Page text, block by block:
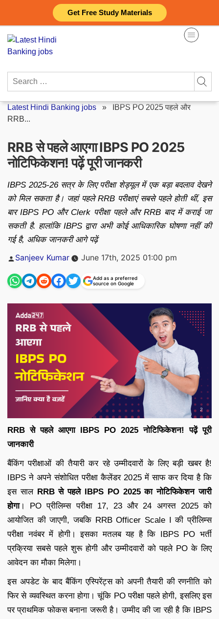
Get Free Study Materials
content
Search
Latest Hindi Banking jobs »
IBPS PO 2025 पहले और
RRB...
RRB से पहले आएगा IBPS PO 2025
नोटिफिकेशन! पढ़ें पूरी जानकरी
IBPS 2025-26 सत्र के लिए परीक्षा शेड्यूल में एक बड़ा बदलाव देखने
को मिल सकता है। जहां पहले RRB परीक्षाएं सबसे पहले होती थीं, इस
बार IBPS PO और Clerk परीक्षा पहले और RRB बाद में कराई जा
सकती है. हालांकि IBPS द्वारा अभी कोई आधिकारिक घोषणा नहीं की
गई है, अधिक जानकरी आगे पढ़ें
Posted
Sanjeev Kumar June 17th, 2025 01:00 pm
Add as a preferred
source on Google
RRB से पहले आएगा IBPS PO 2025 नोटिफिकेशन! पढ़ें पूरी
जानकारी
बैंकिंग परीक्षाओं की तैयारी कर रहे उम्मीदवारों के लिए बड़ी खबर है!
IBPS ने अपने संशोधित परीक्षा कैलेंडर 2025 में साफ कर दिया है कि
इस साल RRB से पहले IBPS PO 2025 का नोटिफिकेशन जारी
होगा। PO प्रीलिम्स परीक्षा 17, 23 और 24 अगस्त 2025 को
आयोजित की जाएगी, जबकि RRB Officer Scale I की प्रीलिम्स
परीक्षा नवंबर में होगी। इसका मतलब यह है कि IBPS PO भर्ती
प्रक्रिया सबसे पहले शुरू होगी और उम्मीदवारों को पहले PO के लिए
आवेदन का मौका मिलेगा।
इस अपडेट के बाद बैंकिंग एस्पिरेंट्स को अपनी तैयारी की रणनीति को
फिर से व्यवस्थित करना होगा। चूंकि PO परीक्षा पहले होगी, इसलिए इस
पर प्राथमिक फोकस बनाना जरूरी है। उम्मीद की जा रही है कि IBPS